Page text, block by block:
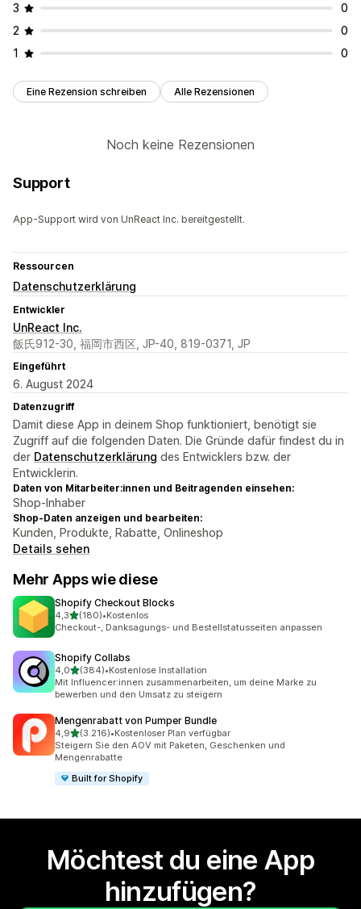
3
0
2
0
1
0
Eine Rezension schreiben Alle Rezensionen
Noch keine Rezensionen
Support
App-Support wird von UnReact Inc. bereitgestellt.
Ressourcen
Datenschutzerklärung
Entwickler
UnReact Inc.
飯氏912-30, 福岡市西区, JP-40, 819-0371, JP
Eingeführt
6. August 2024
Datenzugriff
Damit diese App in deinem Shop funktioniert, benötigt sie
Zugriff auf die folgenden Daten. Die Gründe dafür findest du in
der Datenschutzerklärung des Entwicklers bzw. der
Entwicklerin.
Daten von Mitarbeiter:innen und Beitragenden einsehen:
Shop-Inhaber
Shop-Daten anzeigen und bearbeiten:
Kunden, Produkte, Rabatte, Onlineshop
Details sehen
Mehr Apps wie diese
Shopify Checkout Blocks
4,3von 5 Sternen
(180)
180 Rezensionen insgesamt
•Kostenlos
Checkout-, Danksagungs- und Bestellstatusseiten anpassen
Shopify Collabs
4,0von 5 Sternen
(384)
384 Rezensionen insgesamt
•Kostenlose Installation
Mit Influencer:innen zusammenarbeiten, um deine Marke zu
bewerben und den Umsatz zu steigern
Mengenrabatt von Pumper Bundle
4,9von 5 Sternen
(3.216)
3216 Rezensionen insgesamt
•Kostenloser Plan verfügbar
Steigern Sie den AOV mit Paketen, Geschenken und
Mengenrabatte
Built for Shopify
Möchtest du eine App
hinzufügen?